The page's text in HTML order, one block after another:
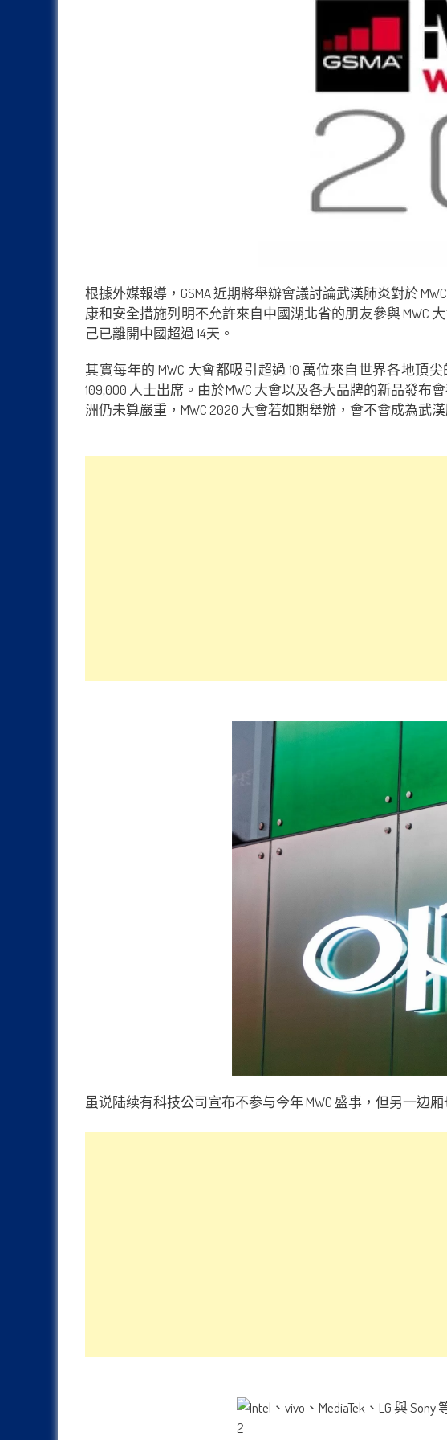
根據外媒報導，GSMA 近期將舉辦會議討論武漢肺炎對於
康和安全措施列明不允許來自中國湖北省的朋友參與 MWC
己已離開中國超過 14天。
其實每年的 MWC 大會都吸引超過 10 萬位來自世界各地頂
109,000 人士出席。由於MWC 大會以及各大品牌的新品發
洲仍未算嚴重，MWC 2020 大會若如期舉辦，會不會成為
虽说陆续有科技公司宣布不参与今年 MWC 盛事，但另一边